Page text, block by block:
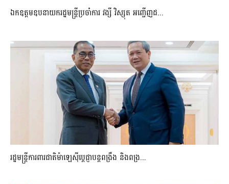
ឯកឧត្តមឧបនាយករដ្ឋមន្រ្តីប្រចាំការ វង្សី វិស្សុត អញ្ជើញដ...
រដ្ឋមន្ត្រីការពារជាតិម៉ាឡេស៊ីប្ដេជ្ញាបន្តពង្រឹង និងពង្រ...